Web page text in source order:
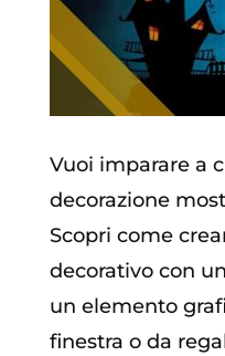
Vuoi imparare a
decorazione
Scopri come
decorativo con
un elemento
finestra o da